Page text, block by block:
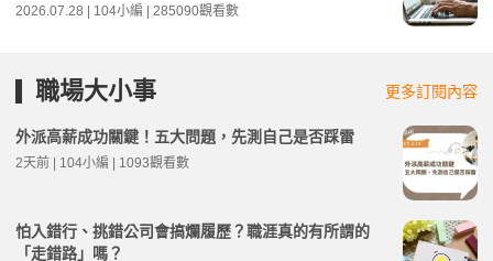
2026.07.28 | 104小編 | 285090觀看數
職場大小事 更多訂閱內容
外派高薪成功關鍵！五大問題，先測自己是否踩雷
2天前 | 104小編 | 1093觀看數
怕入錯行、挑錯公司會搞爛履歷？職涯真的有所謂的
「走錯路」嗎？